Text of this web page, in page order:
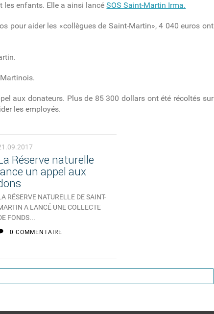
les enfants. Elle a ainsi lancéSOS Saint-Martin Irma.
pour aider les «collègues de Saint-Martin», 4 040 euros ont
aux donateurs. Plus de 85 300 dollars ont été récoltés sur
les employés.
Réserve naturelle
lance un appel aux
RÉSERVE NATURELLE DE SAINT-
A LANCÉ UNE COLLECTE
FONDS...
0 COMMENTAIRE